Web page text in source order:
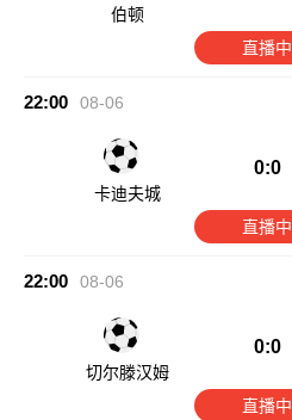
伯顿
直播中
22:00 08-06
卡迪夫城
0:0
直播中
22:00 08-06
切尔滕汉姆
0:0
直播中